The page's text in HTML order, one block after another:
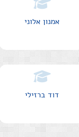
אמנון אלוני
דוד ברזילי